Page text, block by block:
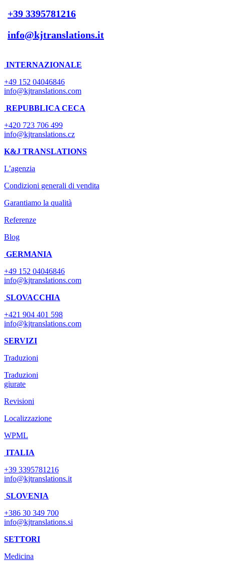
+39 3395781216
info@kjtranslations.it
INTERNAZIONALE
+49 152 04046846
info@kjtranslations.com
REPUBBLICA CECA
+420 723 706 499
info@kjtranslations.cz
K&J TRANSLATIONS
L’agenzia
Condizioni generali di vendita
Garantiamo la qualità
Referenze
Blog
GERMANIA
+49 152 04046846
info@kjtranslations.com
SLOVACCHIA
+421 904 401 598
info@kjtranslations.com
SERVIZI
Traduzioni
Traduzioni
giurate
Revisioni
Localizzazione
WPML
ITALIA
+39 3395781216
info@kjtranslations.it
SLOVENIA
+386 30 349 700
info@kjtranslations.si
SETTORI
Medicina